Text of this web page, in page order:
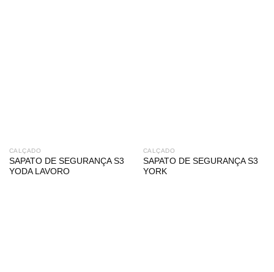
CALÇADO
SAPATO DE SEGURANÇA S3
YODA LAVORO
CALÇADO
SAPATO DE SEGURANÇA S3
YORK